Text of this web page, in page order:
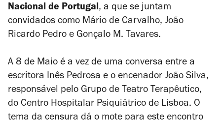
Nacional de Portugal, a que se juntam
convidados como Mário de Carvalho, João
Ricardo Pedro e Gonçalo M. Tavares.
A 8 de Maio é a vez de uma conversa entre a
escritora Inês Pedrosa e o encenador João Silva,
responsável pelo Grupo de Teatro Terapêutico,
do Centro Hospitalar Psiquiátrico de Lisboa. O
tema da censura dá o mote para este encontro